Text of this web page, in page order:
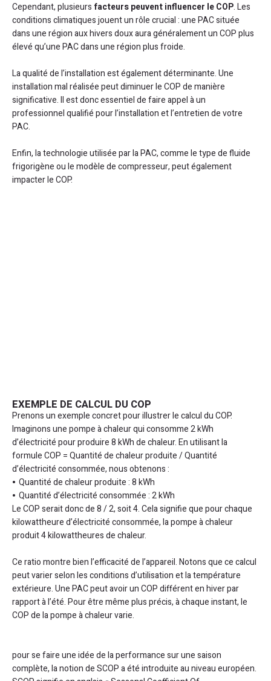
Cependant, plusieurs facteurs peuvent influencer le COP. Les
conditions climatiques jouent un rôle crucial : une PAC située
dans une région aux hivers doux aura généralement un COP plus
élevé qu’une PAC dans une région plus froide.
La qualité de l’installation est également déterminante. Une
installation mal réalisée peut diminuer le COP de manière
significative. Il est donc essentiel de faire appel à un
professionnel qualifié pour l’installation et l’entretien de votre
PAC.
Enfin, la technologie utilisée par la PAC, comme le type de fluide
frigorigène ou le modèle de compresseur, peut également
impacter le COP.
EXEMPLE DE CALCUL DU COP
Prenons un exemple concret pour illustrer le calcul du COP.
Imaginons une pompe à chaleur qui consomme 2 kWh
d’électricité pour produire 8 kWh de chaleur. En utilisant la
formule COP = Quantité de chaleur produite / Quantité
d’électricité consommée, nous obtenons :
Quantité de chaleur produite : 8 kWh
Quantité d’électricité consommée : 2 kWh
Le COP serait donc de 8 / 2, soit 4. Cela signifie que pour chaque
kilowattheure d’électricité consommée, la pompe à chaleur
produit 4 kilowattheures de chaleur.
Ce ratio montre bien l’efficacité de l’appareil. Notons que ce calcul
peut varier selon les conditions d’utilisation et la température
extérieure. Une PAC peut avoir un COP différent en hiver par
rapport à l’été. Pour être même plus précis, à chaque instant, le
COP de la pompe à chaleur varie.
pour se faire une idée de la performance sur une saison
complète, la notion de SCOP a été introduite au niveau européen.